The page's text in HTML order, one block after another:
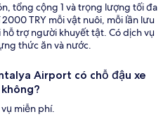
tổng cộng 1 và trọng lượng tối đa
TRY mỗi vật nuôi, mỗi lần lưu
trợ người khuyết tật. Có dịch vụ
thức ăn và nước.
Airport có chỗ đậu xe
miễn phí.